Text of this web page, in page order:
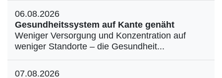
06.08.2026
Gesundheitssystem auf Kante genäht
Weniger Versorgung und Konzentration auf
weniger Standorte – die Gesundheit...
07.08.2026